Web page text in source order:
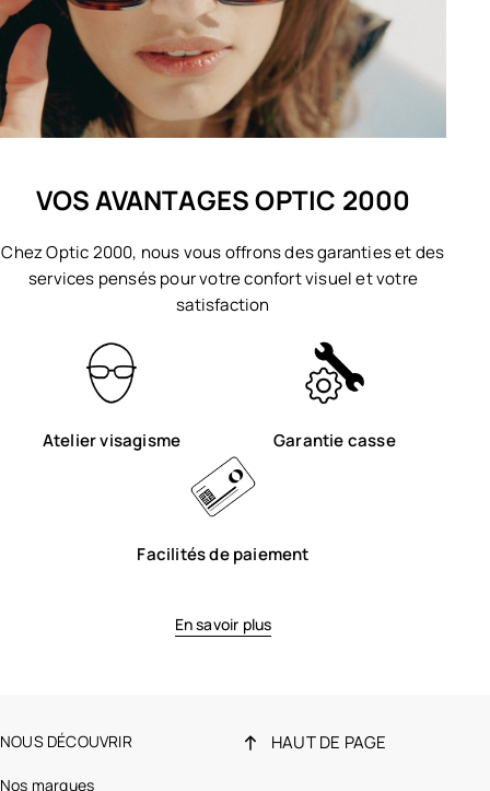
VOS AVANTAGES OPTIC 2000
Chez Optic 2000, nous vous offrons des garanties et des
services pensés pour votre confort visuel et votre
satisfaction
Atelier visagisme Garantie casse
Facilités de paiement
En savoir plus
NOUS DÉCOUVRIR
Nos marques
HAUT DE PAGE